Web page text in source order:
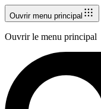
Ouvrir menu principal
Ouvrir le menu principal